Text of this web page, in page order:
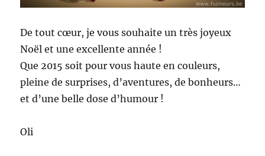
De tout cœur, je vous souhaite un très joyeux
Noël et une excellente année !
Que 2015 soit pour vous haute en couleurs,
pleine de surprises, d’aventures, de bonheurs…
et d’une belle dose d’humour !
Oli